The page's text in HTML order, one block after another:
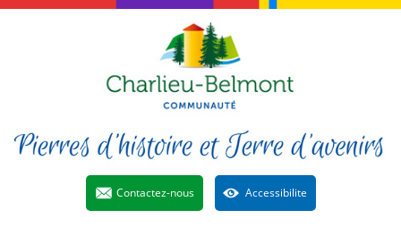
Contactez-nous Accessibilite